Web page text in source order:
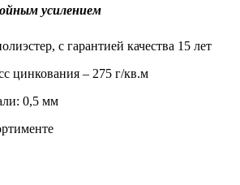
усилением
с гарантией качества 15 лет
цинкования – 275 г/кв.м
0,5 мм